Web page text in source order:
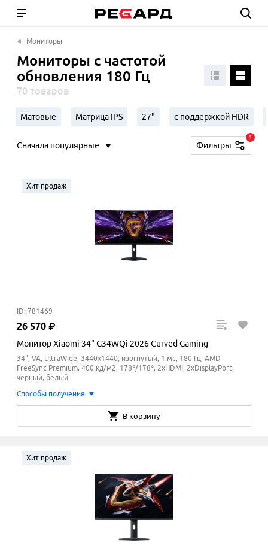
Мониторы
Мониторы с частотой
обновления 180 Гц
70 товаров
Матовые Матрица IPS 27" с поддержкой HDR
Сначала популярные Фильтры
1
Хит продаж
ID: 781469
26 570 ₽
Монитор Xiaomi 34" G34WQi 2026 Curved Gaming
34", VA, UltraWide, 3440x1440, изогнутый, 1 мс, 180 Гц, AMD
FreeSync Premium, 400 кд/м2, 178°/178°, 2xHDMI, 2xDisplayPort,
чёрный, белый
Способы получения
В корзину
Хит продаж